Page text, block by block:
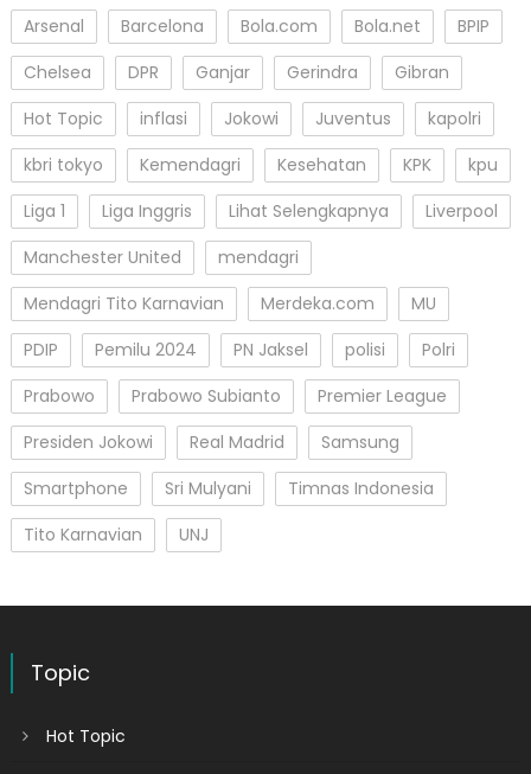
Arsenal Barcelona Bola.com Bola.net
BPIP
Chelsea
DPR Ganjar Gerindra
Gibran
Hot Topic
inflasi Jokowi Juventus
kapolri
kbri tokyo
Kemendagri Kesehatan KPK
kpu
Liga 1
Liga Inggris Lihat Selengkapnya
Liverpool
Manchester United
mendagri
Mendagri Tito Karnavian
Merdeka.com
MU
PDIP
Pemilu 2024 PN Jaksel polisi
Polri
Prabowo
Prabowo Subianto
Premier League
Presiden Jokowi
Real Madrid
Samsung
Smartphone
Sri Mulyani
Timnas Indonesia
Tito Karnavian
UNJ
Topic
Hot Topic